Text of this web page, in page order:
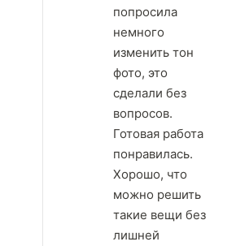
попросила
немного
изменить тон
фото, это
сделали без
вопросов.
Готовая работа
понравилась.
Хорошо, что
можно решить
такие вещи без
лишней